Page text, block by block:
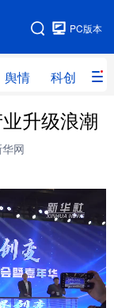
PC版本
舆情 科创 产
政务
文化
图片
长三角频道
升级浪潮
网